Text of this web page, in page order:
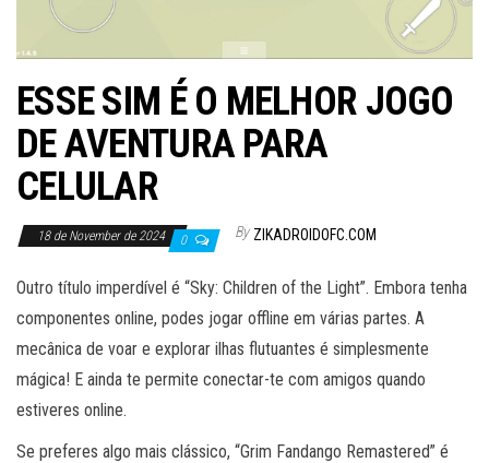
ESSE SIM É O MELHOR JOGO
DE AVENTURA PARA
CELULAR
18 de November de 2024 0 By ZIKADROIDOFC.COM
Outro título imperdível é “Sky: Children of the Light”. Embora tenha
componentes online, podes jogar offline em várias partes. A
mecânica de voar e explorar ilhas flutuantes é simplesmente
mágica! E ainda te permite conectar-te com amigos quando
estiveres online.
Se preferes algo mais clássico, “Grim Fandango Remastered” é